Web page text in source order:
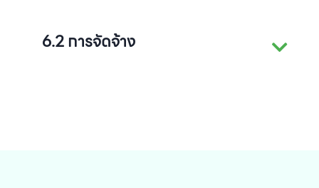
6.2 การจัดจ้าง